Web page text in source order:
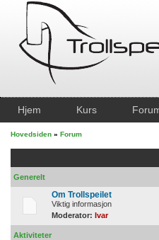
Hjem Kurs
Hovedsiden » Forum
Generelt
Om Trollspeilet
Viktig informasjon
Moderator: Ivar
Aktiviteter